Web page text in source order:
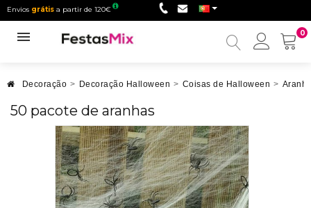
Envios grátis a partir de 120€
0
Minha
Decoração > Decoração Halloween > Coisas de Halloween >
50 pacote de aranhas